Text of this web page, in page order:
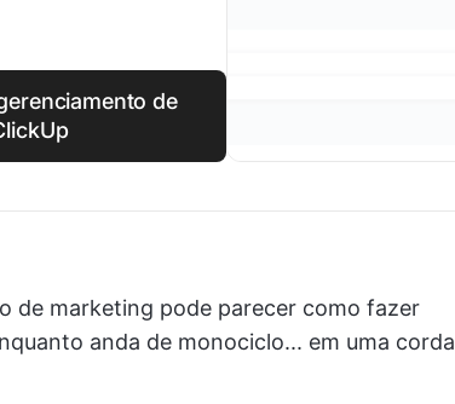
de
de marketing pode parecer como fazer
anda de monociclo... em uma corda